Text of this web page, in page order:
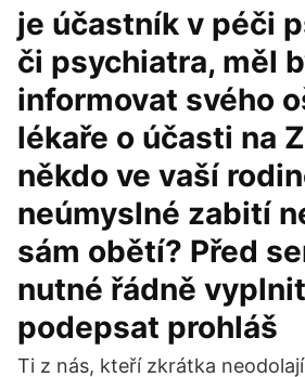
je účastník v péči
či psychiatra, měl
informovat svého
lékaře o účasti na
někdo ve vaší
neúmyslné zabití
sám obětí? Před
nutné řádně
podepsat prohláš
Ti z nás, kteří zkrátka